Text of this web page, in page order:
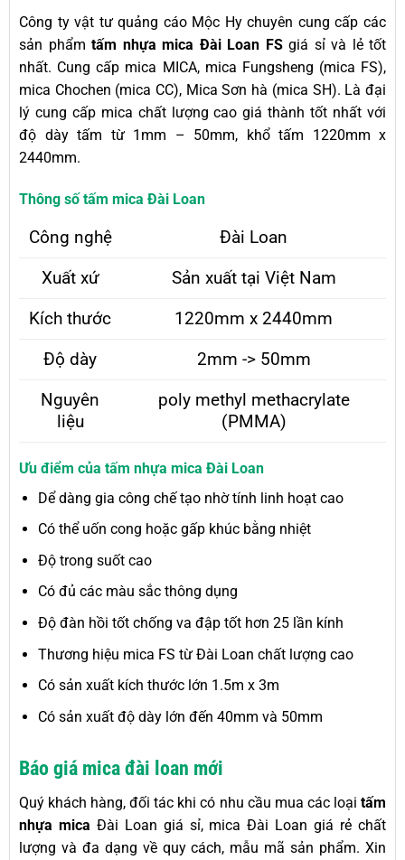
Công ty vật tư quảng cáo Mộc Hy chuyên cung cấp các
sản phẩm tấm nhựa mica Đài Loan FSgiá sỉ và lẻ tốt
nhất. Cung cấp mica MICA, mica Fungsheng (mica FS),
mica Chochen (mica CC), Mica Sơn hà (mica SH). Là đại
lý cung cấp mica chất lượng cao giá thành tốt nhất với
độ dày tấm từ 1mm – 50mm, khổ tấm 1220mm x
2440mm.
Thông số tấm mica Đài Loan
Công nghệ
Đài Loan
Xuất xứ
Sản xuất tại Việt Nam
Kích thước
1220mm x 2440mm
Độ dày
2mm -> 50mm
Nguyên
liệu
poly methyl methacrylate
(PMMA)
Ưu điểm của tấm nhựa mica Đài Loan
Dể dàng gia công chế tạo nhờ tính linh hoạt cao
Có thể uốn cong hoặc gấp khúc bằng nhiệt
Độ trong suốt cao
Có đủ các màu sắc thông dụng
Độ đàn hồi tốt chống va đập tốt hơn 25 lần kính
Thương hiệu mica FS từ Đài Loan chất lượng cao
Có sản xuất kích thước lớn 1.5m x 3m
Có sản xuất độ dày lớn đến 40mm và 50mm
Báo giá mica đài loan mới
Quý khách hàng, đối tác khi có nhu cầu mua các loại tấm
nhựa mica Đài Loan giá sỉ, mica Đài Loan giá rẻ chất
lượng và đa dạng về quy cách, mẫu mã sản phẩm. Xin